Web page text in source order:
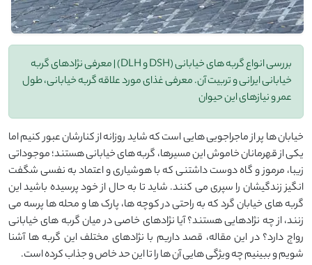
بررسی انواع گربه های خیابانی (DSH و DLH) | معرفی نژادهای گربه
خیابانی ایرانی و تربیت آن. معرفی غذای مورد علاقه گربه خیابانی، طول
عمر و نیازهای این حیوان
خیابان‌ ها پر از ماجراجویی ‌هایی‌ است که شاید روزانه از کنارشان عبور کنیم اما
یکی از قهرمانان خاموش این مسیرها، گربه‌ های خیابانی هستند؛ موجوداتی
زیبا، مرموز و گاه دوست ‌داشتنی که با هوشیاری و اعتماد به نفسی شگفت‌
انگیز زندگیشان را سپری می‌ کنند. شاید تا به حال از خود پرسیده باشید این
گربه‌ های خیابان‌ گرد که به‌ راحتی در کوچه ‌ها، پارک ‌ها و محله ‌ها پرسه می
‌زنند، از چه نژادهایی هستند؟ آیا نژادهای خاصی در میان گربه‌ های خیابانی
رواج دارد؟ در این مقاله، قصد داریم با نژادهای مختلف این گربه‌ ها آشنا
شویم و ببینیم چه ویژگی ‌هایی آن ‌ها را تا این حد خاص و جذاب کرده است.